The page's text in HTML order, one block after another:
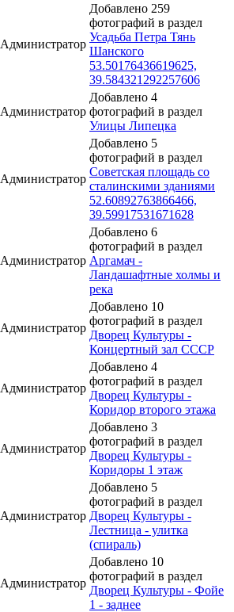
Администратор
Добавлено 259
фотографий в раздел
Усадьба Петра Тянь
Шанского
53.50176436619625,
39.584321292257606
Администратор
Добавлено 4
фотографий в раздел
Улицы Липецка
Администратор
Добавлено 5
фотографий в раздел
Советская площадь со
сталинскими зданиями
52.60892763866466,
39.59917531671628
Администратор
Добавлено 6
фотографий в раздел
Аргамач -
Ландашафтные холмы и
река
Администратор
Добавлено 10
фотографий в раздел
Дворец Культуры -
Концертный зал СССР
Администратор
Добавлено 4
фотографий в раздел
Дворец Культуры -
Коридор второго этажа
Администратор
Добавлено 3
фотографий в раздел
Дворец Культуры -
Коридоры 1 этаж
Администратор
Добавлено 5
фотографий в раздел
Дворец Культуры -
Лестница - улитка
(спираль)
Администратор
Добавлено 10
фотографий в раздел
Дворец Культуры - Фойе
1 - заднее